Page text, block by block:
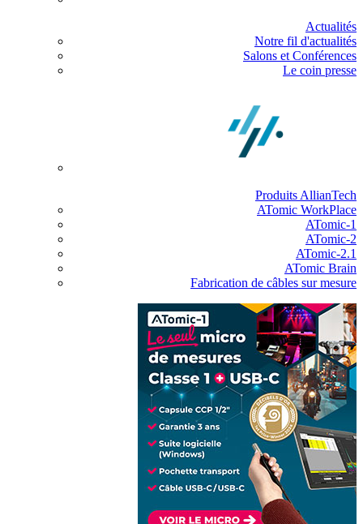
Actualités
Notre fil d'actualités
Salons et Conférences
Le coin presse
Produits AllianTech
ATomic WorkPlace
ATomic-1
ATomic-2
ATomic-2.1
ATomic Brain
Fabrication de câbles sur mesure